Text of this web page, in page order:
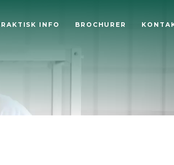
INFO BROCHURER